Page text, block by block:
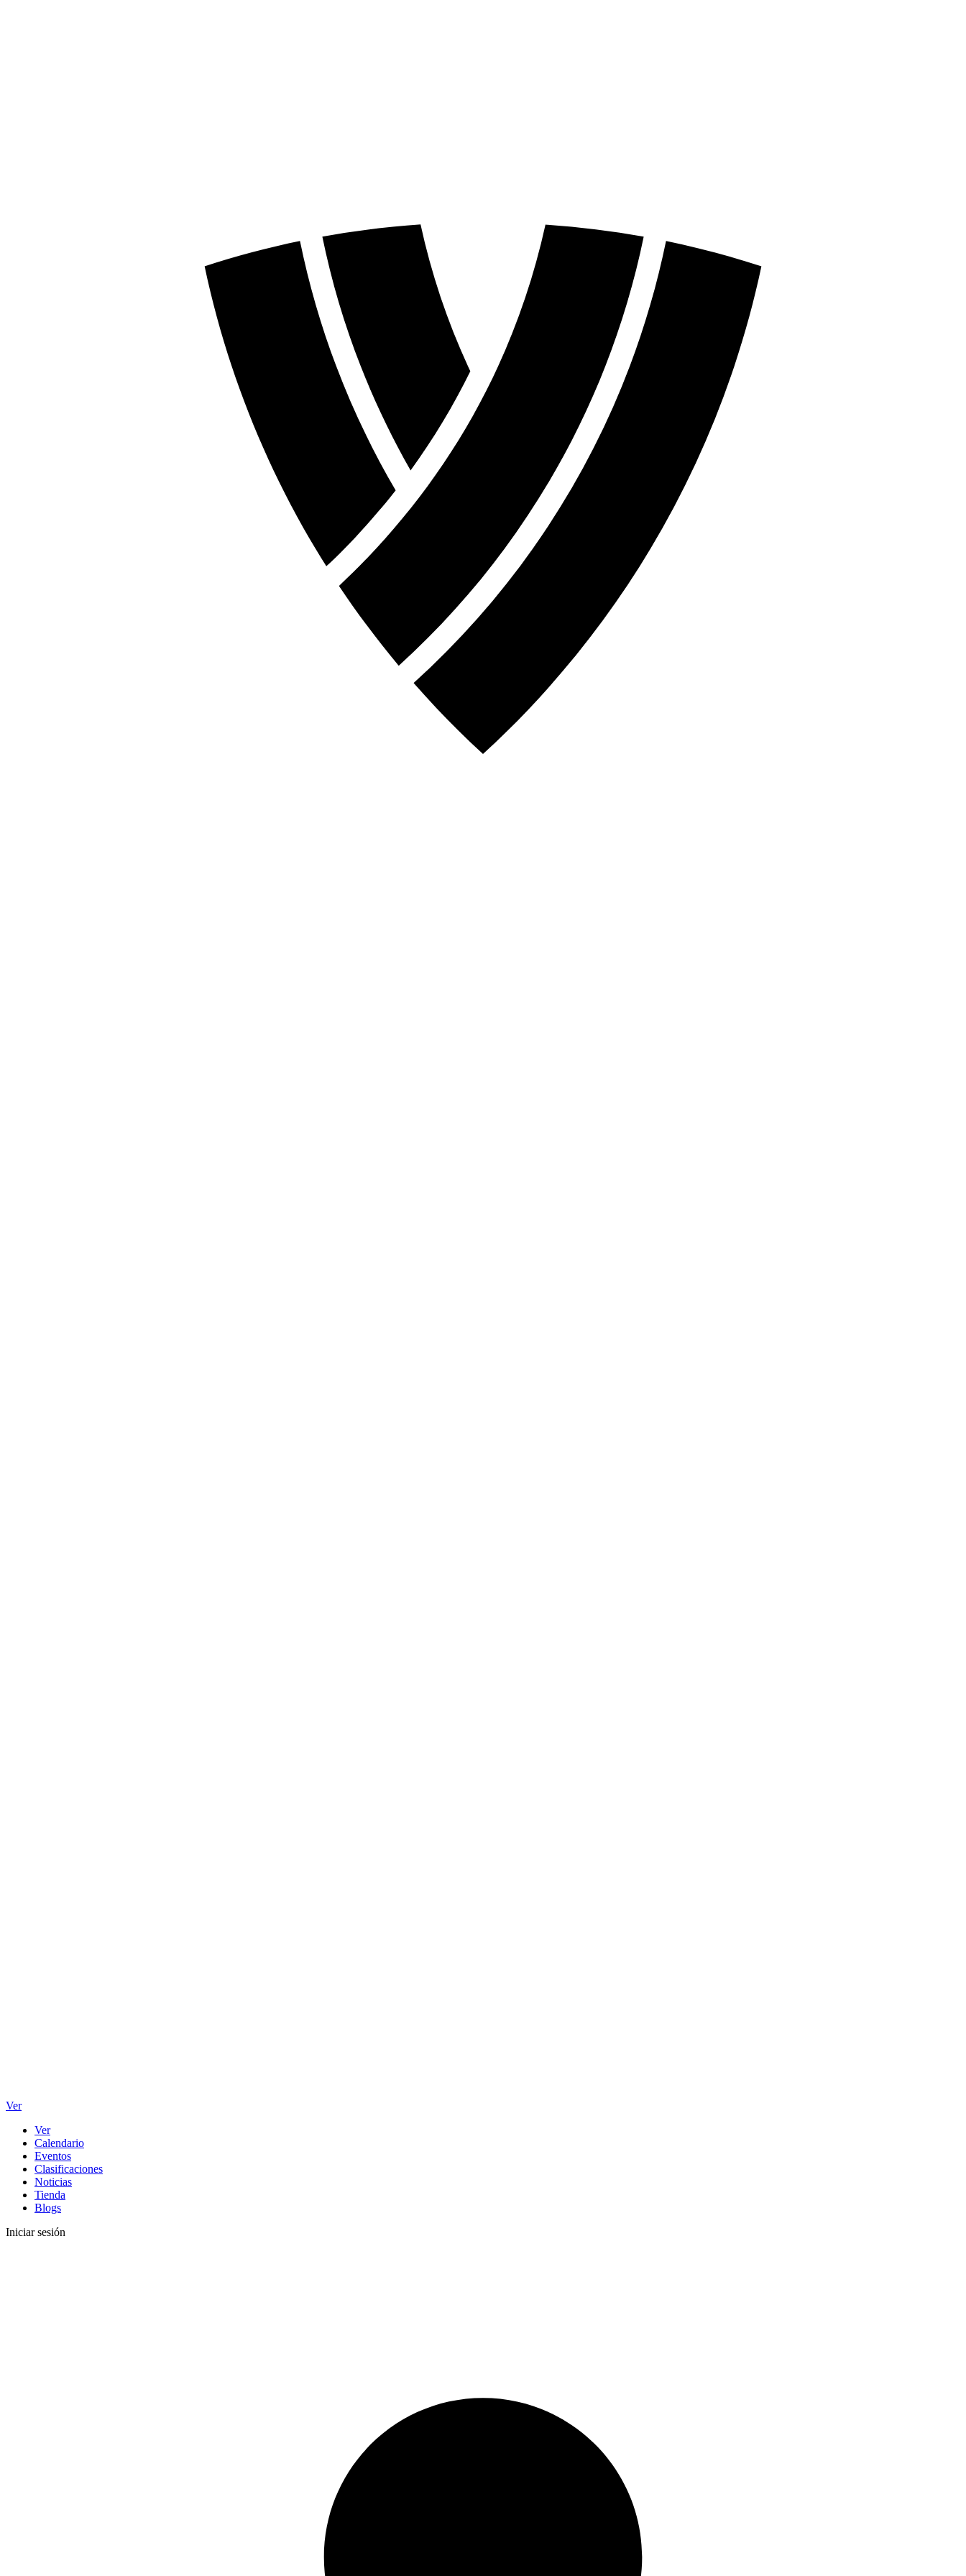
Ver
Ver
Calendario
Eventos
Clasificaciones
Noticias
Tienda
Blogs
Iniciar sesión